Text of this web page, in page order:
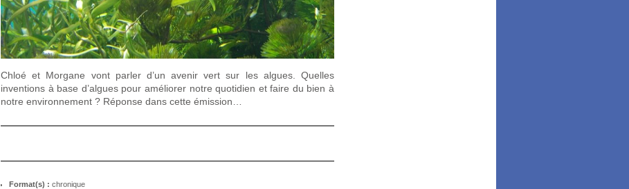
Chloé et Morgane vont parler d’un avenir vert sur les algues. Quelles
inventions à base d’algues pour améliorer notre quotidien et faire du bien à
notre environnement ? Réponse dans cette émission…
Format(s) : chronique